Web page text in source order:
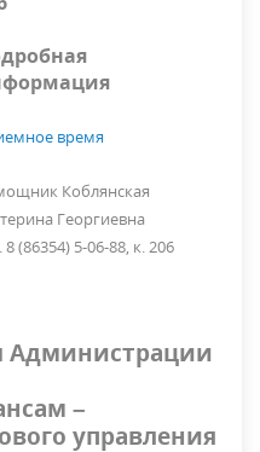
время
Коблянская
Георгиевна
8 (86354) 5-06-88, к. 206
Администрации
–
управления